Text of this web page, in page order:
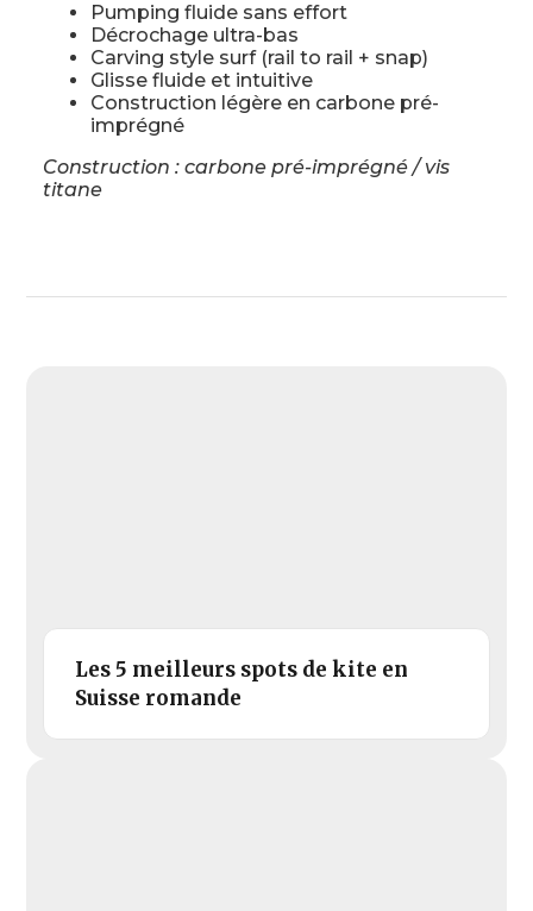
Pumping fluide sans effort
Décrochage ultra-bas
Carving style surf (rail to rail + snap)
Glisse fluide et intuitive
Construction légère en carbone pré-
imprégné
Construction : carbone pré-imprégné / vis
titane
Les 5 meilleurs spots de kite en
Suisse romande